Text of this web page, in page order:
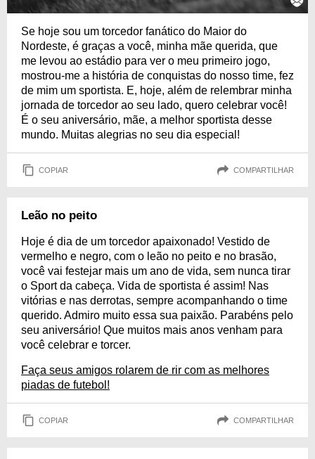
Se hoje sou um torcedor fanático do Maior do
Nordeste, é graças a você, minha mãe querida, que
me levou ao estádio para ver o meu primeiro jogo,
mostrou-me a história de conquistas do nosso time, fez
de mim um sportista. E, hoje, além de relembrar minha
jornada de torcedor ao seu lado, quero celebrar você!
É o seu aniversário, mãe, a melhor sportista desse
mundo. Muitas alegrias no seu dia especial!
COPIAR COMPARTILHAR
Leão no peito
Hoje é dia de um torcedor apaixonado! Vestido de
vermelho e negro, com o leão no peito e no brasão,
você vai festejar mais um ano de vida, sem nunca tirar
o Sport da cabeça. Vida de sportista é assim! Nas
vitórias e nas derrotas, sempre acompanhando o time
querido. Admiro muito essa sua paixão. Parabéns pelo
seu aniversário! Que muitos mais anos venham para
você celebrar e torcer.
Faça seus amigos rolarem de rir com as melhores
piadas de futebol!
COPIAR COMPARTILHAR